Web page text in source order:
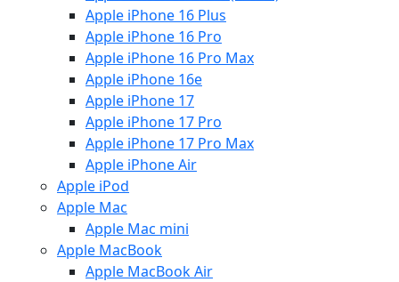
Apple iPhone 16 Plus
Apple iPhone 16 Pro
Apple iPhone 16 Pro Max
Apple iPhone 16e
Apple iPhone 17
Apple iPhone 17 Pro
Apple iPhone 17 Pro Max
Apple iPhone Air
Apple iPod
Apple Mac
Apple Mac mini
Apple MacBook
Apple MacBook Air